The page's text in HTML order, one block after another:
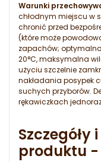
Warunki
chłodnym miejscu w
chronić przed
(które może
zapachów;
20°C, maksymalna
użyciu szczelnie
nakładania posypek
suchych przyborów.
rękawiczkach
produktu -